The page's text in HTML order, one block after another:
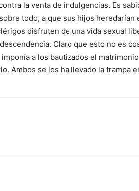
la venta de indulgencias. Es
todo, a que sus hijos heredarían
disfruten de una vida sexual
Claro que esto no es
a los bautizados el
Ambos se los ha llevado la trampa